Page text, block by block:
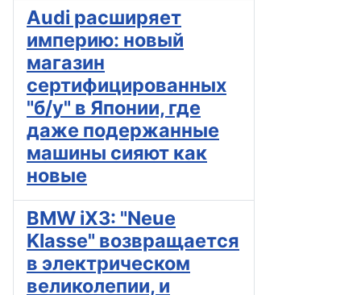
Audi расширяет
империю: новый
магазин
сертифицированных
"б/у" в Японии, где
даже подержанные
машины сияют как
новые
BMW iX3: "Neue
Klasse" возвращается
в электрическом
великолепии, и